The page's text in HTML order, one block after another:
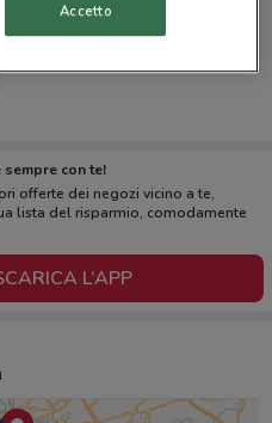
sempre con te!
offerte dei negozi vicino a te,
lista del risparmio, comodamente
L’APP
Accetto